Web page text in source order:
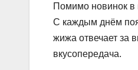
Помимо новинок в
С каждым днём
жижа отвечает за
вкусопередача.